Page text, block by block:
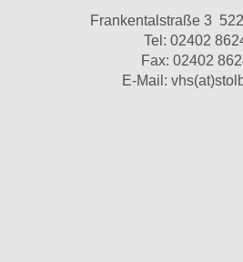
Frankentalstraße 3
Tel: 02402
Fax: 02402
E-Mail: